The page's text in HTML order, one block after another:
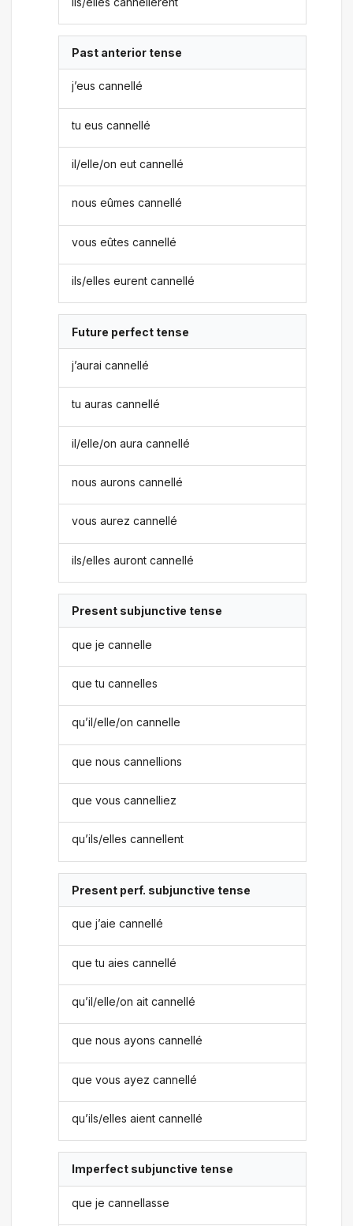
Past anterior tense
j’eus cannellé
tu eus cannellé
il/elle/on eut cannellé
nous eûmes cannellé
vous eûtes cannellé
ils/elles eurent cannellé
Future perfect tense
j’aurai cannellé
tu auras cannellé
il/elle/on aura cannellé
nous aurons cannellé
vous aurez cannellé
ils/elles auront cannellé
Present subjunctive tense
que je cannelle
que tu cannelles
qu’il/elle/on cannelle
que nous cannellions
que vous cannelliez
qu’ils/elles cannellent
Present perf. subjunctive tense
que j’aie cannellé
que tu aies cannellé
qu’il/elle/on ait cannellé
que nous ayons cannellé
que vous ayez cannellé
qu’ils/elles aient cannellé
Imperfect subjunctive tense
que je cannellasse